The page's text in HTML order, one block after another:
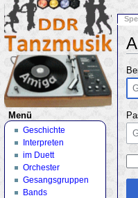
Menü
Geschichte
Interpreten
im Duett
Orchester
Gesangsgruppen
Bands